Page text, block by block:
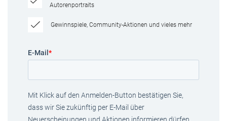
Autorenportraits
Gewinnspiele, Community-Aktionen und vieles mehr
E-Mail *
Mit Klick auf den Anmelden-Button bestätigen Sie,
dass wir Sie zukünftig per E-Mail über